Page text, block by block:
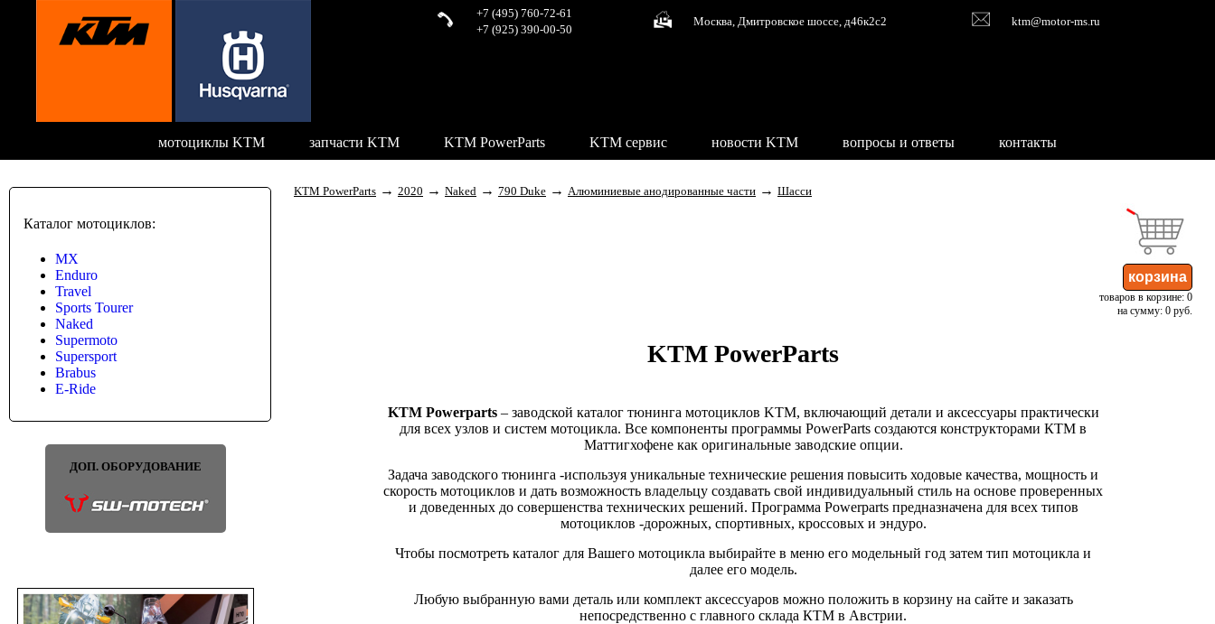
+7 (495) 760-72-61
+7 (925) 390-00-50
Москва, Дмитровское шоссе, д46к2с2 ktm@motor-ms.ru
мотоциклы KTM запчасти KTM KTM PowerParts KTM сервис новости KTM вопросы и ответы контакты
Каталог мотоциклов:
MX
Enduro
Travel
Sports Tourer
Naked
Supermoto
Supersport
Brabus
E-Ride
ДОП. ОБОРУДОВАНИЕ
KTM PowerParts → 2020 → Naked → 790 Duke → Алюминиевые анодированные части → Шасси
товаров в корзине: 0
на сумму: 0 руб.
KTM PowerParts
KTM Powerparts– заводской каталог тюнинга мотоциклов KTM, включающий детали и аксессуары практически
для всех узлов и систем мотоцикла. Все компоненты программы PowerParts создаются конструкторами КТМ в
Маттигхофене как оригинальные заводские опции.
Задача заводского тюнинга -используя уникальные технические решения повысить ходовые качества, мощность и
скорость мотоциклов и дать возможность владельцу создавать свой индивидуальный стиль на основе проверенных
и доведенных до совершенства технических решений. Программа Powerparts предназначена для всех типов
мотоциклов -дорожных, спортивных, кроссовых и эндуро.
Чтобы посмотреть каталог для Вашего мотоцикла выбирайте в меню его модельный год затем тип мотоцикла и
далее его модель.
Любую выбранную вами деталь или комплект аксессуаров можно положить в корзину на сайте и заказать
непосредственно с главного склада КТМ в Австрии.